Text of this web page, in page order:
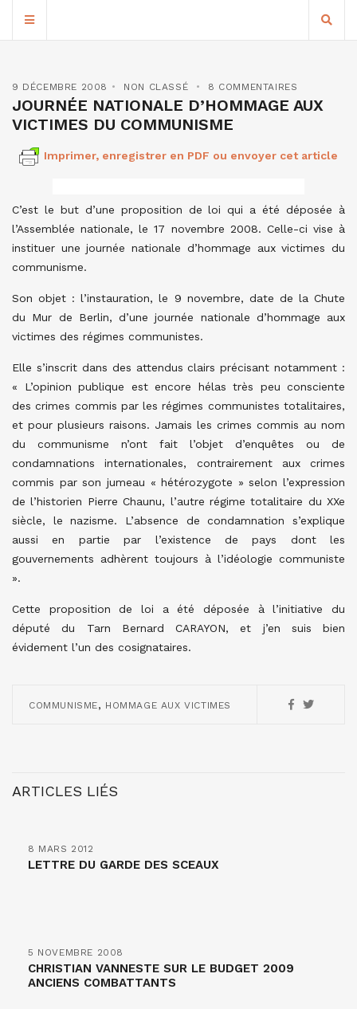
9 DÉCEMBRE 2008 NON CLASSÉ 8 COMMENTAIRES
JOURNÉE NATIONALE D’HOMMAGE AUX
VICTIMES DU COMMUNISME
Imprimer, enregistrer en PDF ou envoyer cet article
C’est le but d’une proposition de loi qui a été déposée à
l’Assemblée nationale, le 17 novembre 2008. Celle-ci vise à
instituer une journée nationale d’hommage aux victimes du
communisme.
Son objet : l’instauration, le 9 novembre, date de la Chute
du Mur de Berlin, d’une journée nationale d’hommage aux
victimes des régimes communistes.
Elle s’inscrit dans des attendus clairs précisant notamment :
« L’opinion publique est encore hélas très peu consciente
des crimes commis par les régimes communistes totalitaires,
et pour plusieurs raisons. Jamais les crimes commis au nom
du communisme n’ont fait l’objet d’enquêtes ou de
condamnations internationales, contrairement aux crimes
commis par son jumeau « hétérozygote » selon l’expression
de l’historien Pierre Chaunu, l’autre régime totalitaire du XXe
siècle, le nazisme. L’absence de condamnation s’explique
aussi en partie par l’existence de pays dont les
gouvernements adhèrent toujours à l’idéologie communiste
».
Cette proposition de loi a été déposée à l’initiative du
député du Tarn Bernard CARAYON, et j’en suis bien
évidement l’un des cosignataires.
COMMUNISME, HOMMAGE AUX VICTIMES
ARTICLES LIÉS
8 MARS 2012
LETTRE DU GARDE DES SCEAUX
5 NOVEMBRE 2008
CHRISTIAN VANNESTE SUR LE BUDGET 2009
ANCIENS COMBATTANTS